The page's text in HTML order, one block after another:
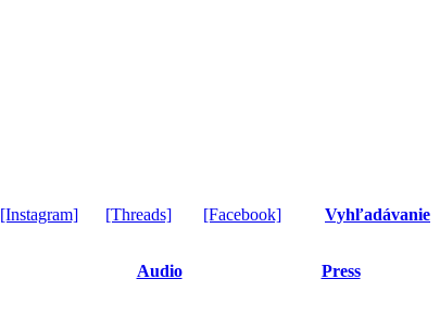
[Instagram] [Threads] [Facebook] Vyhľadávanie
Audio Press